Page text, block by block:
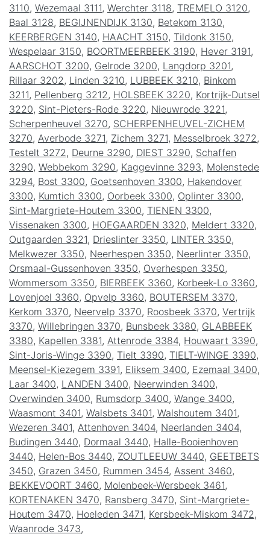
3110, Wezemaal 3111, Werchter 3118, TREMELO 3120,
Baal 3128, BEGIJNENDIJK 3130, Betekom 3130,
KEERBERGEN 3140, HAACHT 3150, Tildonk 3150,
Wespelaar 3150, BOORTMEERBEEK 3190, Hever 3191,
AARSCHOT 3200, Gelrode 3200, Langdorp 3201,
Rillaar 3202 , Linden 3210, LUBBEEK 3210, Binkom
3211, Pellenberg 3212 , HOLSBEEK 3220, Kortrijk-Dutsel
3220, Sint-Pieters-Rode 3220, Nieuwrode 3221,
Scherpenheuvel 3270, SCHERPENHEUVEL-ZICHEM
3270, Averbode 3271, Zichem 3271, Messelbroek 3272 ,
Testelt 3272 , Deurne 3290, DIEST 3290, Schaffen
3290, Webbekom 3290, Kaggevinne 3293, Molenstede
3294, Bost 3300, Goetsenhoven 3300, Hakendover
3300, Kumtich 3300, Oorbeek 3300, Oplinter 3300,
Sint-Margriete-Houtem 3300, TIENEN 3300,
Vissenaken 3300, HOEGAARDEN 3320, Meldert 3320,
Outgaarden 3321, Drieslinter 3350, LINTER 3350,
Melkwezer 3350, Neerhespen 3350, Neerlinter 3350,
Orsmaal-Gussenhoven 3350, Overhespen 3350,
Wommersom 3350, BIERBEEK 3360, Korbeek-Lo 3360,
Lovenjoel 3360, Opvelp 3360, BOUTERSEM 3370,
Kerkom 3370, Neervelp 3370, Roosbeek 3370, Vertrijk
3370, Willebringen 3370, Bunsbeek 3380, GLABBEEK
3380, Kapellen 3381, Attenrode 3384, Houwaart 3390,
Sint-Joris-Winge 3390, Tielt 3390, TIELT-WINGE 3390,
Meensel-Kiezegem 3391, Eliksem 3400, Ezemaal 3400,
Laar 3400, LANDEN 3400, Neerwinden 3400,
Overwinden 3400, Rumsdorp 3400, Wange 3400,
Waasmont 3401, Walsbets 3401, Walshoutem 3401,
Wezeren 3401, Attenhoven 3404, Neerlanden 3404,
Budingen 3440, Dormaal 3440, Halle-Booienhoven
3440, Helen-Bos 3440, ZOUTLEEUW 3440, GEETBETS
3450, Grazen 3450, Rummen 3454, Assent 3460,
BEKKEVOORT 3460, Molenbeek-Wersbeek 3461,
KORTENAKEN 3470, Ransberg 3470, Sint-Margriete-
Houtem 3470, Hoeleden 3471, Kersbeek-Miskom 3472 ,
Waanrode 3473,